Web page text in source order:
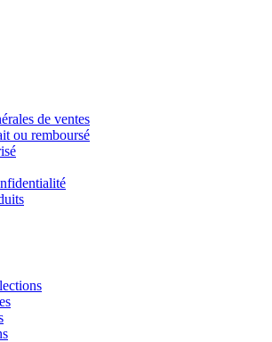
de ventes
ou remboursé